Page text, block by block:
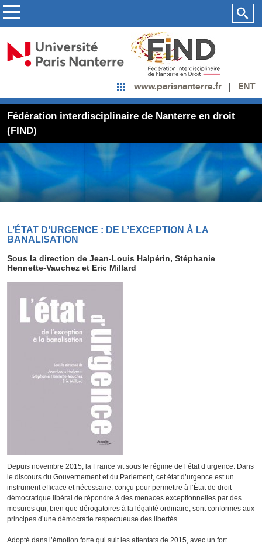
www.parisnanterre.fr ENT
Fédération interdisciplinaire de Nanterre en droit
(FIND)
L’ÉTAT D’URGENCE : DE L’EXCEPTION À LA
BANALISATION
Sous la direction de Jean-Louis Halpérin, Stéphanie
Hennette-Vauchez et Eric Millard
Depuis novembre 2015, la France vit sous le régime de l’état d’urgence. Dans
le discours du Gouvernement et du Parlement, cet état d’urgence est un
instrument efficace et nécessaire, conçu pour permettre à l’État de droit
démocratique libéral de répondre à des menaces exceptionnelles par des
mesures qui, bien que dérogatoires à la légalité ordinaire, sont conformes aux
principes d’une démocratie respectueuse des libertés.
Adopté dans l’émotion forte qui suit les attentats de 2015, avec un fort